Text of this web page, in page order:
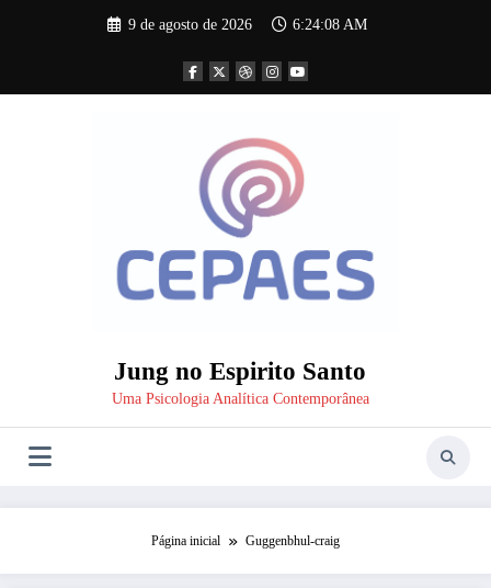
9 de agosto de 2026 6:24:08 AM
Jung no Espirito Santo
Uma Psicologia Analítica Contemporânea
Página inicial Guggenbhul-craig